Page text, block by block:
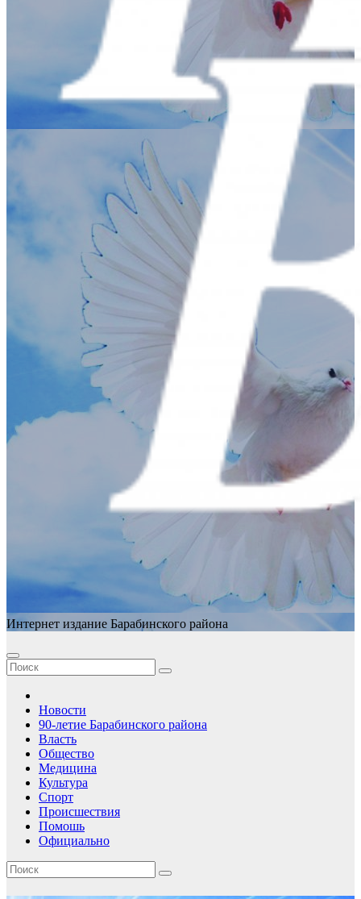
Интернет издание Барабинского района
Новости
90-летие Барабинского района
Власть
Общество
Медицина
Культура
Спорт
Происшествия
Помошь
Официально